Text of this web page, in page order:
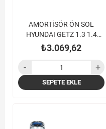
AMORTİSÖR ÖN SOL
HYUNDAI GETZ 1.3 1.4
BENZINLI 1.5 CRDI 02-
GAZLI ABSLI
₺3.069,62
SEPETE EKLE